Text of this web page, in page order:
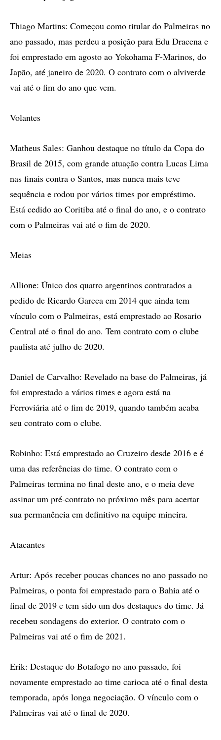
Thiago Martins: Começou como titular do Palmeiras no
ano passado, mas perdeu a posição para Edu Dracena e
foi emprestado em agosto ao Yokohama F-Marinos, do
Japão, até janeiro de 2020. O contrato com o alviverde
vai até o fim do ano que vem.
Volantes
Matheus Sales: Ganhou destaque no título da Copa do
Brasil de 2015, com grande atuação contra Lucas Lima
nas finais contra o Santos, mas nunca mais teve
sequência e rodou por vários times por empréstimo.
Está cedido ao Coritiba até o final do ano, e o contrato
com o Palmeiras vai até o fim de 2020.
Meias
Allione: Único dos quatro argentinos contratados a
pedido de Ricardo Gareca em 2014 que ainda tem
vínculo com o Palmeiras, está emprestado ao Rosario
Central até o final do ano. Tem contrato com o clube
paulista até julho de 2020.
Daniel de Carvalho: Revelado na base do Palmeiras, já
foi emprestado a vários times e agora está na
Ferroviária até o fim de 2019, quando também acaba
seu contrato com o clube.
Robinho: Está emprestado ao Cruzeiro desde 2016 e é
uma das referências do time. O contrato com o
Palmeiras termina no final deste ano, e o meia deve
assinar um pré-contrato no próximo mês para acertar
sua permanência em definitivo na equipe mineira.
Atacantes
Artur: Após receber poucas chances no ano passado no
Palmeiras, o ponta foi emprestado para o Bahia até o
final de 2019 e tem sido um dos destaques do time. Já
recebeu sondagens do exterior. O contrato com o
Palmeiras vai até o fim de 2021.
Erik: Destaque do Botafogo no ano passado, foi
novamente emprestado ao time carioca até o final desta
temporada, após longa negociação. O vínculo com o
Palmeiras vai até o final de 2020.